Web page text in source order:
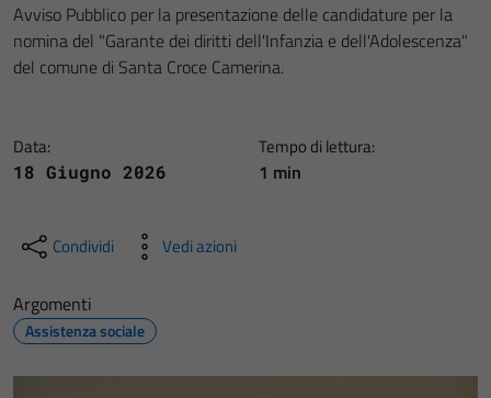
Avviso Pubblico per la presentazione delle candidature per la
nomina del "Garante dei diritti dell'Infanzia e dell'Adolescenza"
del comune di Santa Croce Camerina.
Data:
18 Giugno 2026
Tempo di lettura:
1 min
Condividi Vedi azioni
Argomenti
Assistenza sociale